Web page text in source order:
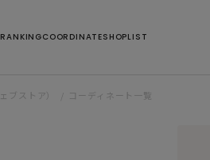
RANKINGCOORDINATESHOPLIST
ブストア） コーディネート一覧